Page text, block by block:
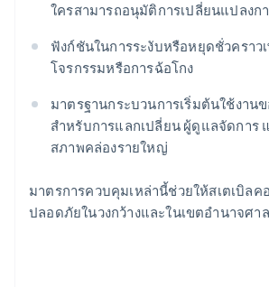
ใครสามารถอนุมัติการเปลี่ยนแปลงก
ฟังก์ชันในการระงับหรือหยุดชั่วคราว
โจรกรรมหรือการฉ้อโกง
มาตรฐานกระบวนการเริ่มต้นใช้งาน
สำหรับการแลกเปลี่ยน ผู้ดูแลจัดการ
สภาพคล่องรายใหญ่
มาตรการควบคุมเหล่านี้ช่วยให้สเตเบิลค
ปลอดภัยในวงกว้างและในเขตอำนาจศา